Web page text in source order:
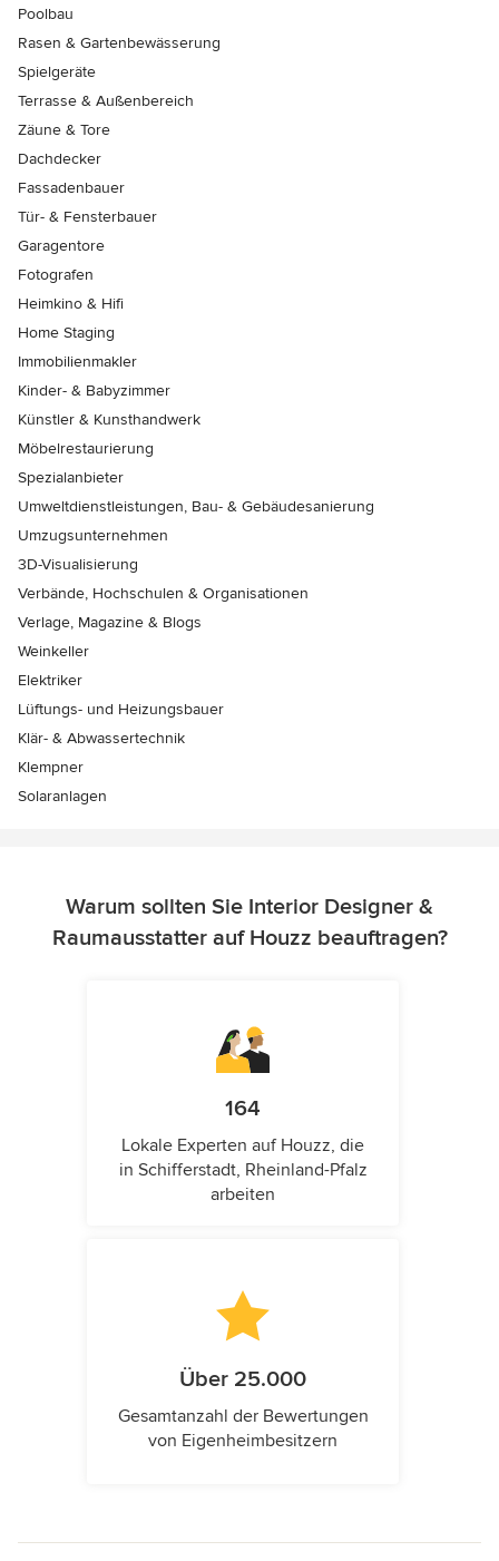
Poolbau
Rasen & Gartenbewässerung
Spielgeräte
Terrasse & Außenbereich
Zäune & Tore
Dachdecker
Fassadenbauer
Tür- & Fensterbauer
Garagentore
Fotografen
Heimkino & Hifi
Home Staging
Immobilienmakler
Kinder- & Babyzimmer
Künstler & Kunsthandwerk
Möbelrestaurierung
Spezialanbieter
Umweltdienstleistungen, Bau- & Gebäudesanierung
Umzugsunternehmen
3D-Visualisierung
Verbände, Hochschulen & Organisationen
Verlage, Magazine & Blogs
Weinkeller
Elektriker
Lüftungs- und Heizungsbauer
Klär- & Abwassertechnik
Klempner
Solaranlagen
Warum sollten Sie Interior Designer &
Raumausstatter auf Houzz beauftragen?
164
Lokale Experten auf Houzz, die
in Schifferstadt, Rheinland-Pfalz
arbeiten
Über 25.000
Gesamtanzahl der Bewertungen
von Eigenheimbesitzern